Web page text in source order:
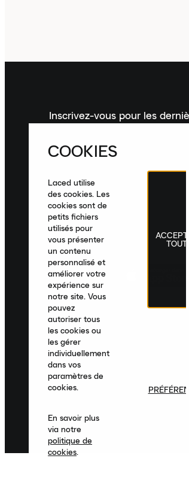
Inscrivez-vous pour les
Inscrivez-vous à la newsletter
dernières nouveautés,
recommandations de produits
France|Français
COOKIES
Laced utilise
des cookies. Les
cookies sont de
petits fichiers
utilisés pour
vous présenter
un contenu
personnalisé et
améliorer votre
expérience sur
notre site. Vous
pouvez
autoriser tous
les cookies ou
les gérer
individuellement
dans vos
paramètres de
cookies.
En savoir plus
via notre
politique de
cookies.
TOUT